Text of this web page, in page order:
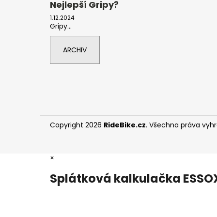
Nejlepší Gripy?
1.12.2024
Gripy...
ARCHIV
Copyright 2026 RideBike.cz. Všechna práva
×
Splátková kalkulačka